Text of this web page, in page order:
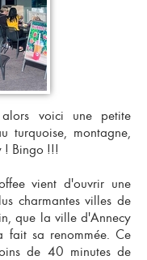
voici une petite
turquoise, montagne,
! Bingo !!!
vient d'ouvrir une
charmantes villes de
que la ville d'Annecy
sa renommée. Ce
de 40 minutes de